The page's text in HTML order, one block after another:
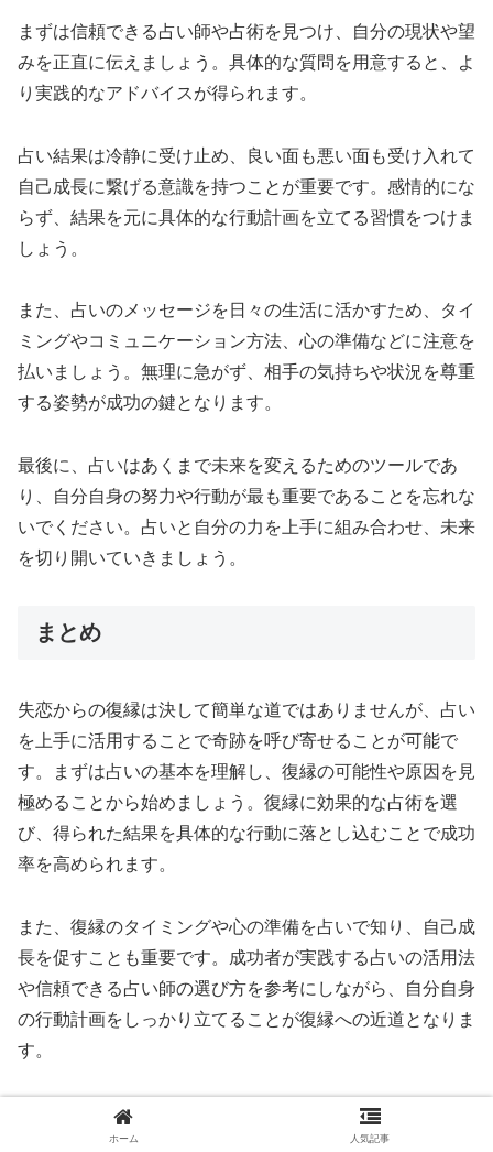
まずは信頼できる占い師や占術を見つけ、自分の現状や望
みを正直に伝えましょう。具体的な質問を用意すると、よ
り実践的なアドバイスが得られます。
占い結果は冷静に受け止め、良い面も悪い面も受け入れて
自己成長に繋げる意識を持つことが重要です。感情的にな
らず、結果を元に具体的な行動計画を立てる習慣をつけま
しょう。
また、占いのメッセージを日々の生活に活かすため、タイ
ミングやコミュニケーション方法、心の準備などに注意を
払いましょう。無理に急がず、相手の気持ちや状況を尊重
する姿勢が成功の鍵となります。
最後に、占いはあくまで未来を変えるためのツールであ
り、自分自身の努力や行動が最も重要であることを忘れな
いでください。占いと自分の力を上手に組み合わせ、未来
を切り開いていきましょう。
まとめ
失恋からの復縁は決して簡単な道ではありませんが、占い
を上手に活用することで奇跡を呼び寄せることが可能で
す。まずは占いの基本を理解し、復縁の可能性や原因を見
極めることから始めましょう。復縁に効果的な占術を選
び、得られた結果を具体的な行動に落とし込むことで成功
率を高められます。
また、復縁のタイミングや心の準備を占いで知り、自己成
長を促すことも重要です。成功者が実践する占いの活用法
や信頼できる占い師の選び方を参考にしながら、自分自身
の行動計画をしっかり立てることが復縁への近道となりま
す。
復縁後も関係を良好に保つための心構えを持ち、占いから
のメッセージを実生活に活かすことで、より深い絆を築け
ホーム 人気記事